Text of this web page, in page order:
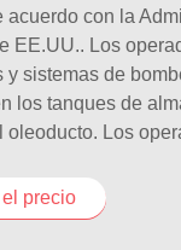
acuerdo con la
EE.UU.. Los
y sistemas de
los tanques de
oleoducto. Los
precio